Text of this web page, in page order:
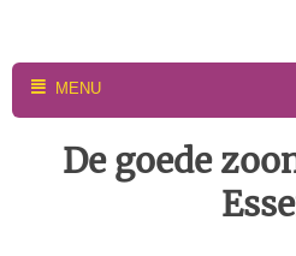
MENU
De goede